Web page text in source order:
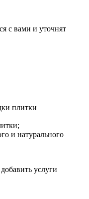
с вами и уточнят
плитки
и натурального
услуги